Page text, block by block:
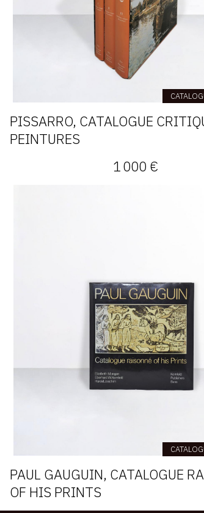
PISSARRO, CATALOGUE
PEINTURES
1 000 €
PAUL GAUGUIN, CATALOGUE
OF HIS PRINTS